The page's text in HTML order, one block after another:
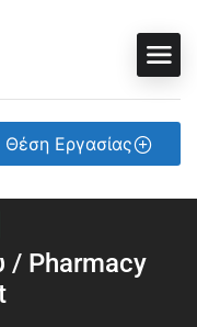
Θέση Εργασίας
/ Pharmacy